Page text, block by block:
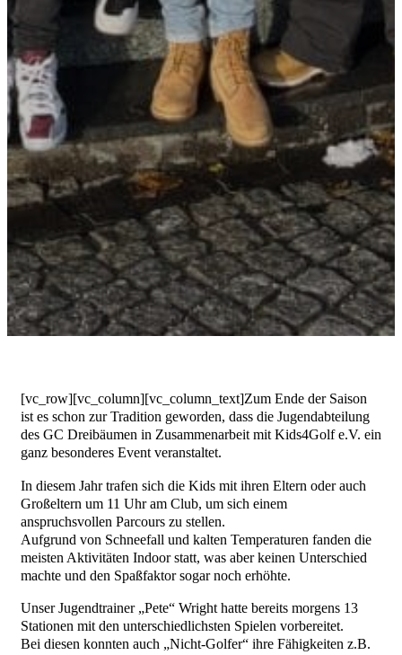
[vc_row][vc_column][vc_column_text]Zum Ende der Saison
ist es schon zur Tradition geworden, dass die Jugendabteilung
des GC Dreibäumen in Zusammenarbeit mit Kids4Golf e.V. ein
ganz besonderes Event veranstaltet.
In diesem Jahr trafen sich die Kids mit ihren Eltern oder auch
Großeltern um 11 Uhr am Club, um sich einem
anspruchsvollen Parcours zu stellen.
Aufgrund von Schneefall und kalten Temperaturen fanden die
meisten Aktivitäten Indoor statt, was aber keinen Unterschied
machte und den Spaßfaktor sogar noch erhöhte.
Unser Jugendtrainer „Pete“ Wright hatte bereits morgens 13
Stationen mit den unterschiedlichsten Spielen vorbereitet.
Bei diesen konnten auch „Nicht-Golfer“ ihre Fähigkeiten z.B.